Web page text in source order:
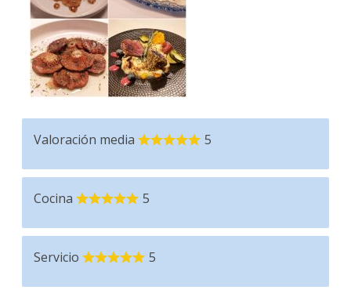
Valoración media 5
Cocina 5
Servicio 5